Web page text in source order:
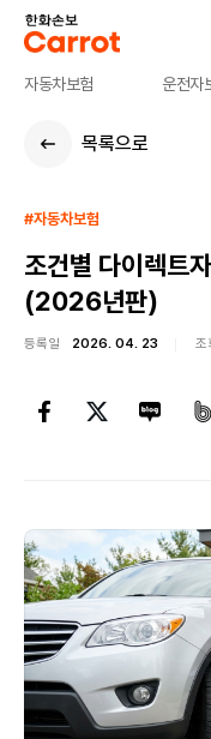
자동차보험 운전자
목록으로
#자동차보험
조건별 다이렉트
(2026년판)
등록일 2026. 04. 23 조